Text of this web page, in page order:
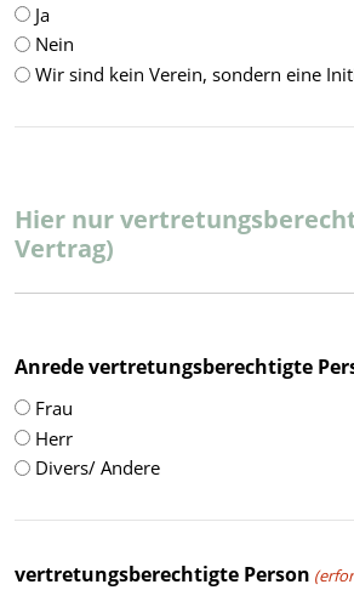
Ja
Nein
Wir sind kein Verein, sondern eine
Hier nur
Vertrag)
Anrede vertretungsberechtigte
Frau
Herr
Divers/ Andere
vertretungsberechtigte Person